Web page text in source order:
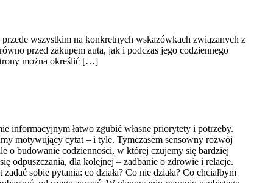
wszystkim na konkretnych wskazówkach związanych z
przed zakupem auta, jak i podczas jego codziennego
można określić […]
informacyjnym łatwo zgubić własne priorytety i potrzeby.
motywujący cytat – i tyle. Tymczasem sensowny rozwój
o budowanie codzienności, w której czujemy się bardziej
odpuszczania, dla kolejnej – zadbanie o zdrowie i relacje.
sobie pytania: co działa? Co nie działa? Co chciałbym